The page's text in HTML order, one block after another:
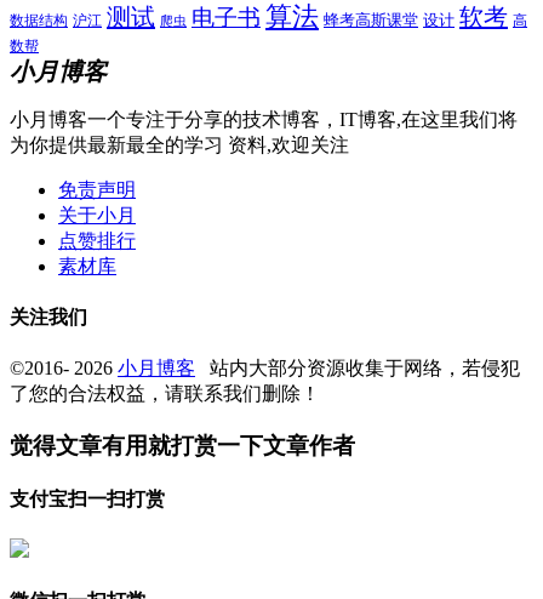
数据结构 沪江 测试 爬虫 电子书 算法 蜂考高斯课堂 设计 软考 高
数帮
小月博客
小月博客一个专注于分享的技术博客，IT博客,在这里我们将
为你提供最新最全的学习 资料,欢迎关注
免责声明
关于小月
点赞排行
素材库
关注我们
©2016- 2026 小月博客 站内大部分资源收集于网络，若侵犯
了您的合法权益，请联系我们删除！
觉得文章有用就打赏一下文章作者
支付宝扫一扫打赏